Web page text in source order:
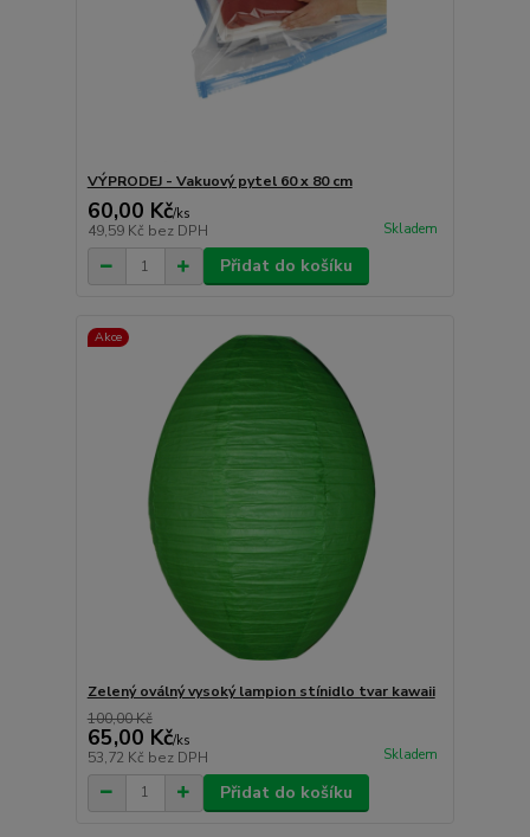
VÝPRODEJ - Vakuový pytel 60 x 80 cm
60,00 Kč/ks
49,59 Kč bez DPH Skladem
Přidat do košíku
Akce
Zelený oválný vysoký lampion stínidlo tvar kawaii
100,00 Kč
65,00 Kč/ks
53,72 Kč bez DPH Skladem
Přidat do košíku